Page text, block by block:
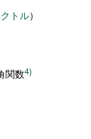
トル）
関数4)